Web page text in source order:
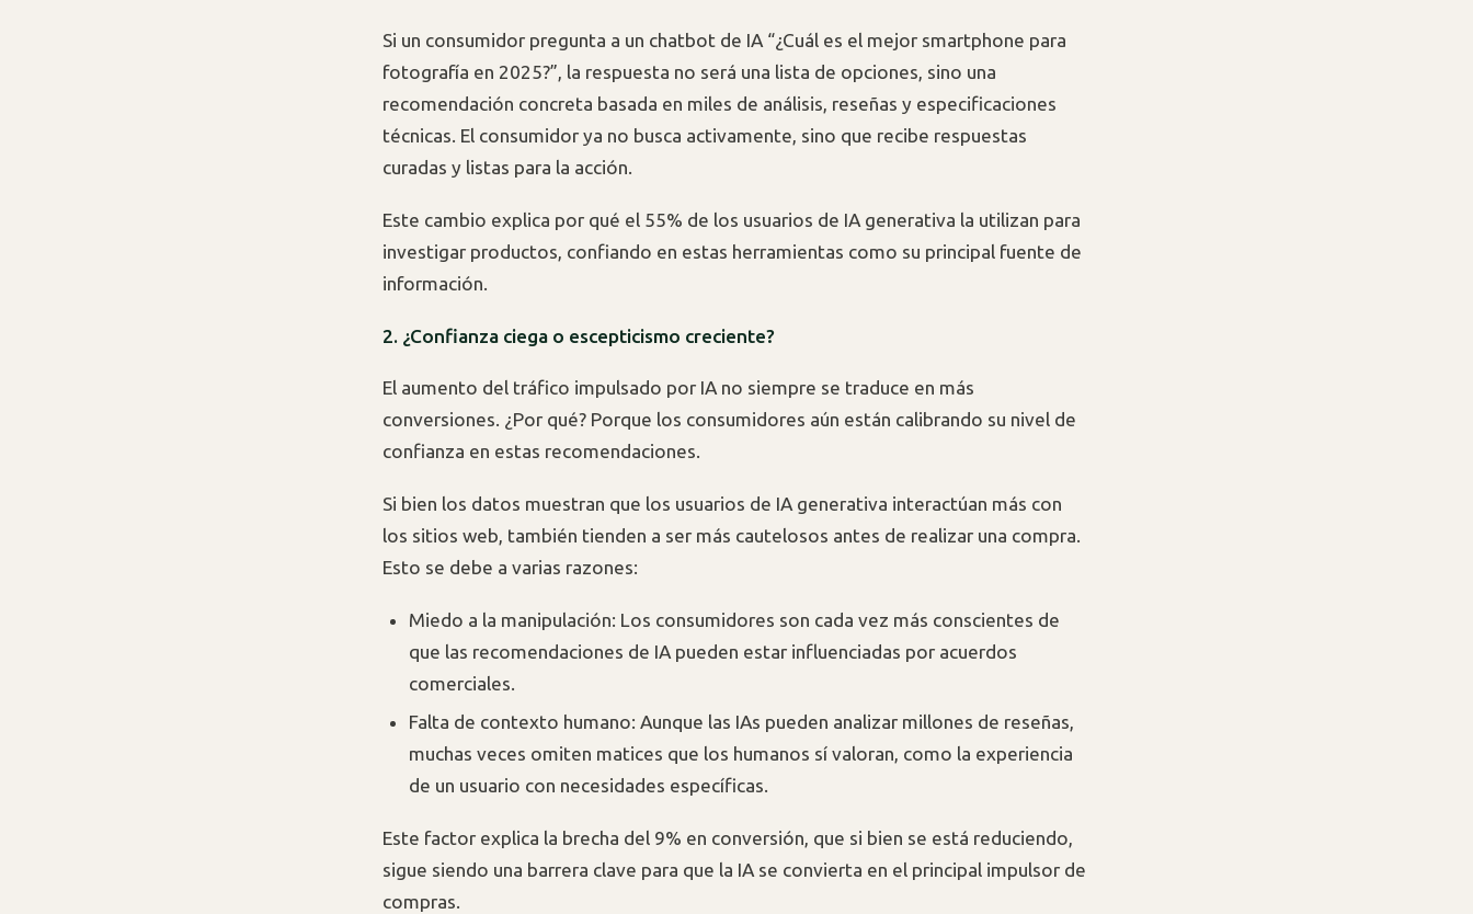
Si un consumidor pregunta a un chatbot de IA “¿Cuál es el mejor smartphone para
fotografía en 2025?”, la respuesta no será una lista de opciones, sino una
recomendación concreta basada en miles de análisis, reseñas y especificaciones
técnicas. El consumidor ya no busca activamente, sino que recibe respuestas
curadas y listas para la acción.
Este cambio explica por qué el 55% de los usuarios de IA generativa la utilizan para
investigar productos, confiando en estas herramientas como su principal fuente de
información.
2. ¿Confianza ciega o escepticismo creciente?
El aumento del tráfico impulsado por IA no siempre se traduce en más
conversiones. ¿Por qué? Porque los consumidores aún están calibrando su nivel de
confianza en estas recomendaciones.
Si bien los datos muestran que los usuarios de IA generativa interactúan más con
los sitios web, también tienden a ser más cautelosos antes de realizar una compra.
Esto se debe a varias razones:
Miedo a la manipulación: Los consumidores son cada vez más conscientes de
que las recomendaciones de IA pueden estar influenciadas por acuerdos
comerciales.
Falta de contexto humano: Aunque las IAs pueden analizar millones de reseñas,
muchas veces omiten matices que los humanos sí valoran, como la experiencia
de un usuario con necesidades específicas.
Este factor explica la brecha del 9% en conversión, que si bien se está reduciendo,
sigue siendo una barrera clave para que la IA se convierta en el principal impulsor de
compras.